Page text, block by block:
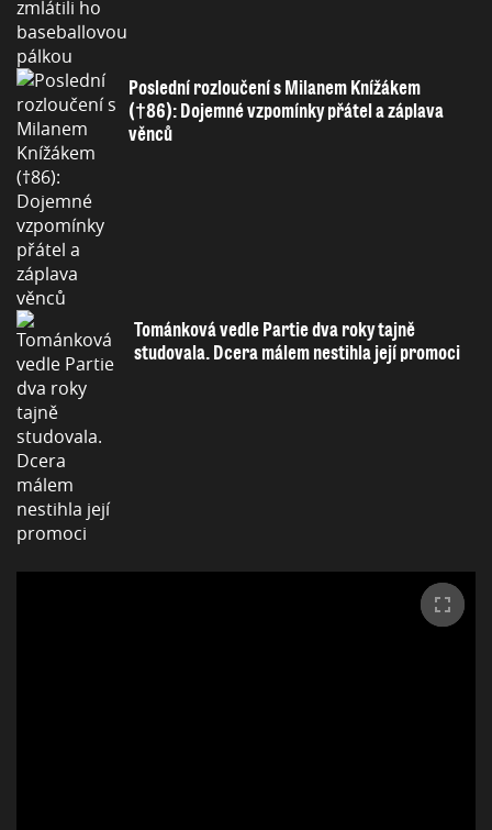
Poslední rozloučení s Milanem Knížákem
(†86): Dojemné vzpomínky přátel a záplava
věnců
Tománková vedle Partie dva roky tajně
studovala. Dcera málem nestihla její promoci